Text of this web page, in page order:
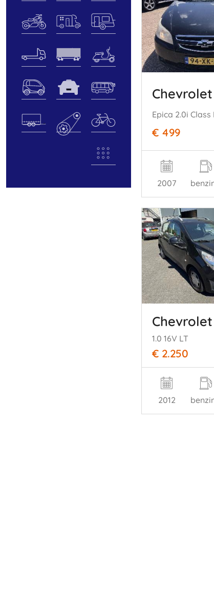
€ 499
2007
1.0 16V LT
€ 2.250
2012